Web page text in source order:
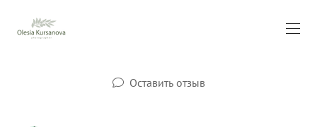
Оставить отзыв